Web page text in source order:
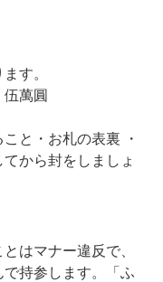
す。
伍萬圓
と・お札の表裏 ・
から封をしましょ
はマナー違反で、
持参します。「ふ